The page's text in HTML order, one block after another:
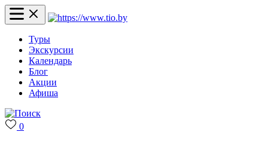
Туры
Экскурсии
Календарь
Блог
Акции
Афиша
0